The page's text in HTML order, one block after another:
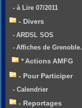
- à Lire 07/2011
- Divers
- ARDSL SOS
- Affiches de Grenoble.
* Actions AMFG
- Pour Participer
- Calendrier
- Reportages